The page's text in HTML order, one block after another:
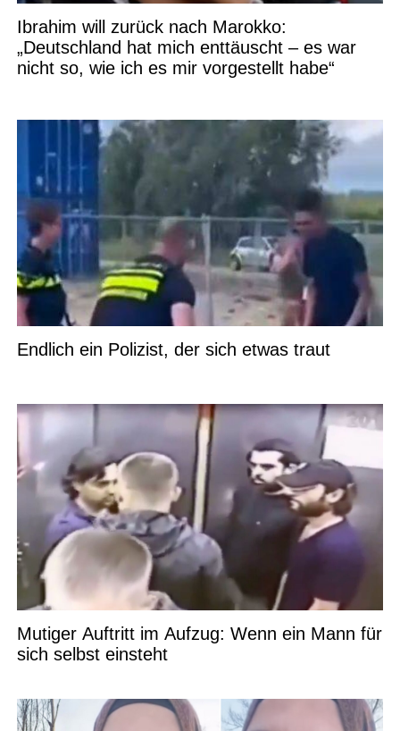
Ibrahim will zurück nach Marokko:
„Deutschland hat mich enttäuscht – es war
nicht so, wie ich es mir vorgestellt habe“
Endlich ein Polizist, der sich etwas traut
Mutiger Auftritt im Aufzug: Wenn ein Mann für
sich selbst einsteht